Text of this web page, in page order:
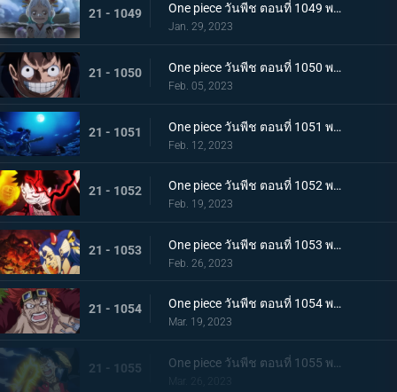
21 - 1049 One piece วันพีช ตอนที่ 1049 พากย์ไทย ลูฟี่โบยบิน! ล้างแค้นร้อยอสูร
Jan. 29, 2023
21 - 1050 One piece วันพีช ตอนที่ 1050 พากย์ไทย มังกร 2 ตัวเผชิญหน้า! ความมุ่งมั่นของโมโมโนะสุเกะ!
Feb. 05, 2023
21 - 1051 One piece วันพีช ตอนที่ 1051 พากย์ไทย ตำนานกลับมาอีกครั้ง! หมัดของลูฟี่คำรามบนท้องฟ้า
Feb. 12, 2023
21 - 1052 One piece วันพีช ตอนที่ 1052 พากย์ไทย สถาการณ์ตึงเครียด! จุดจบของโอนิกาชิมะ!
Feb. 19, 2023
21 - 1053 One piece วันพีช ตอนที่ 1053 พากย์ไทย ซันจิกลายพันธุ์ แขนทั้ง 2 เจอวิกฤติ!
Feb. 26, 2023
21 - 1054 One piece วันพีช ตอนที่ 1054 พากย์ไทย คู่หูต้องตาย! เดิมพันมรณะของคิลเลอร์
Mar. 19, 2023
21 - 1055
Mar. 26, 2023